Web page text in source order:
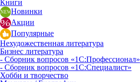
Книги
Новинки
Акции
Популярные
Нехудожественная литература
Бизнес литература
- Сборник вопросов «1С:Профессионал»
- Сборник вопросов «1С:Специалист»
Хобби и творчество